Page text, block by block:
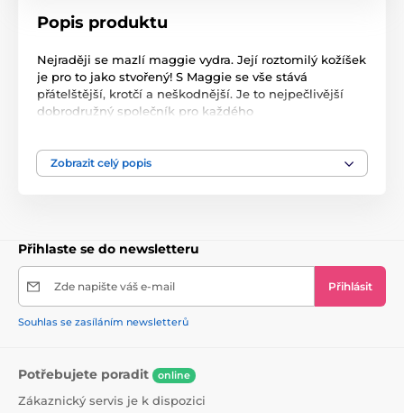
Popis produktu
Nejraději se mazlí maggie vydra. Její roztomilý kožíšek
je pro to jako stvořený! S Maggie se vše stává
přátelštější, krotčí a neškodnější. Je to nejpečlivější
dobrodružný společník pro každého
kognitivní schopnosti, se může stát nerozlučným
společníkem pro hraní a prožívání světa.
následek
pomáhá procvičovat motoriku a manuální dovednosti
(uchopování, překládání)
zatímco rostou první zoubky
Rozměry: šířka 8 cm x výška 24 cm x hloubka 8 cm
Hmotnost: 0,04 kg
Zobrazit celý popis
Přihlaste se do newsletteru
Zde napište váš e-mail Přihlásit
Souhlas se zasíláním newsletterů
Potřebujete poradit online
Zákaznický servis je k dispozici